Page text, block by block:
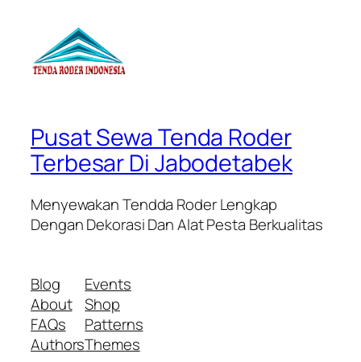
Pusat Sewa Tenda Roder
Terbesar Di Jabodetabek
Menyewakan Tendda Roder Lengkap
Dengan Dekorasi Dan Alat Pesta Berkualitas
Blog
About
FAQs
Authors
Events
Shop
Patterns
Themes